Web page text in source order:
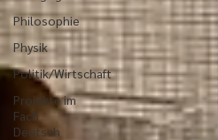
Philosophie
Physik
Politik/Wirtschaft
Projekte im
Fach
Deutsch